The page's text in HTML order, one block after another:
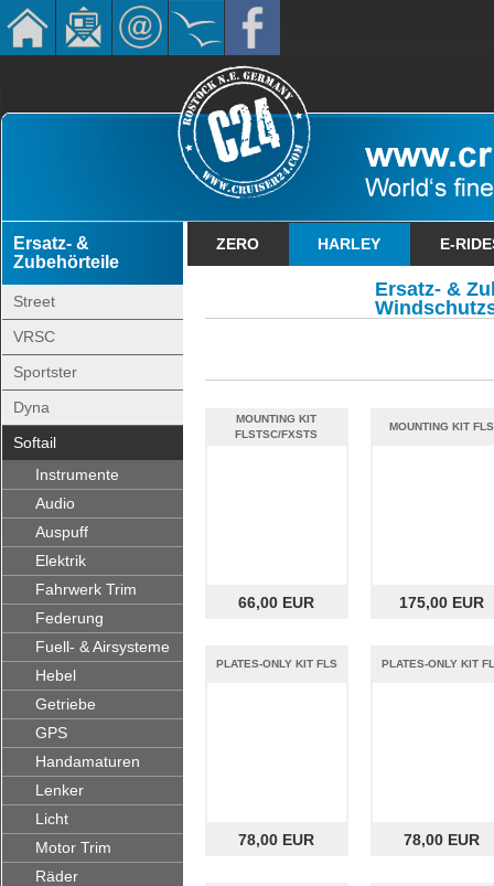
Ersatz- &
Zubehörteile
Street
VRSC
Sportster
Dyna
Softail
Instrumente
Audio
Auspuff
Elektrik
Fahrwerk Trim
Federung
Fuell- & Airsysteme
Hebel
Getriebe
GPS
Handamaturen
Lenker
Licht
Motor Trim
Räder
ZERO HARLEY E-
Ersatz- &
MOUNTING KIT
FLSTSC/FXSTS
66,00 EUR
MOUNTING KIT FLS
175,00 EUR
PLATES-ONLY KIT FLS
78,00 EUR
PLATES-ONLY KIT
78,00 EUR